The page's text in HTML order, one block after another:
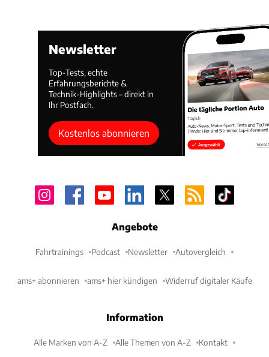
Newsletter
Top-Tests, echte
Erfahrungsberichte &
Technik-Highlights – direkt in
Ihr Postfach.
Kostenlos abonnieren
Angebote
Fahrtrainings Podcast Newsletter Autovergleich
ams+ abonnieren ams+ hier kündigen Widerruf digitaler Käufe
Information
Alle Marken von A-Z Alle Themen von A-Z Kontakt